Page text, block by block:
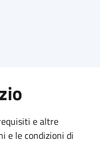
e altre
e le condizioni di